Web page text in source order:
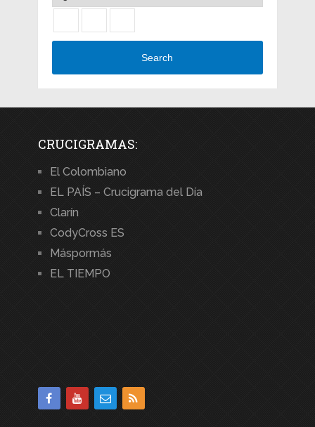
Search
CRUCIGRAMAS:
El Colombiano
EL PAÍS – Crucigrama del Día
Clarín
CodyCross ES
Máspormás
EL TIEMPO